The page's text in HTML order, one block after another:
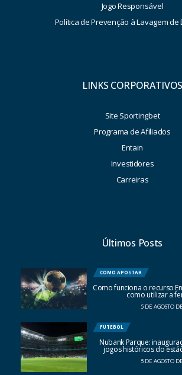
Jogo Responsável
Política de Prevenção à Lavagem de
LINKS CORPORATIVOS
Site Sportingbet
Programa de Afiliados
Entain
Investidores
Carreiras
Últimos Posts
COMO APOSTAR
Como funciona o recurso
como utilizar a
5 DE AGOSTO
FUTEBOL
Nubank Parque:
jogos históricos do
5 DE AGOSTO